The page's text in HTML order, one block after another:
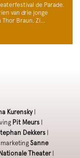
de Parade.
van drie jonge
Thor Braun. Zi…
Kurensky|
Pit Meurs
Dekkers
| marketing Sanne
Theater|